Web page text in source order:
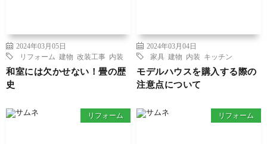
2024年03月05日
リフォーム
建物 改装工事 内装
和室には欠かせない！畳の歴
史
2024年03月04日
家具 建物 内装 キッチン
モデルハウスを購入する際の
注意点について
リフォーム リフォーム